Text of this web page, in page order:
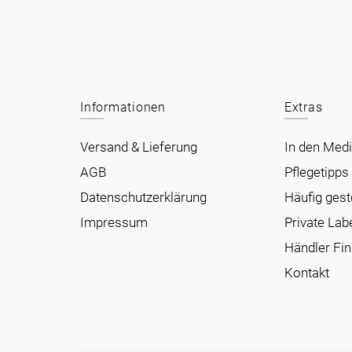
Informationen
Versand & Lieferung
AGB
Datenschutzerklärung
Impressum
Extras
In den
Pflegetipps
Häufig
Private
Händler
Kontakt